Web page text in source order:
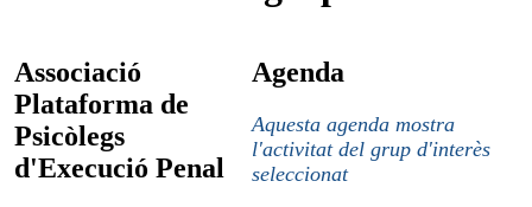
Associació
Plataforma de
Psicòlegs
d'Execució Penal
Agenda
Aquesta agenda mostra
l'activitat del grup d'interès
seleccionat